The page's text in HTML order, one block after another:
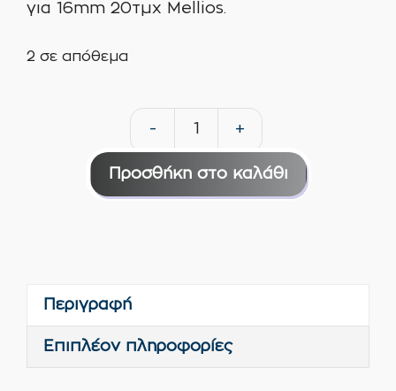
για 16mm 20τμχ Mellios.
2 σε απόθεμα
-
Ροδελλίνι
+
Προσθήκη στο καλάθι
Περιγραφή
Επιπλέον πληροφορίες